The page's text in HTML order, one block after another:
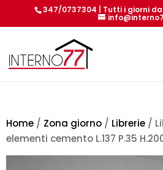
347/0737304 | Tutti i giorni
Home / Zona giorno / Librerie /
elementi cemento L.137 P.35